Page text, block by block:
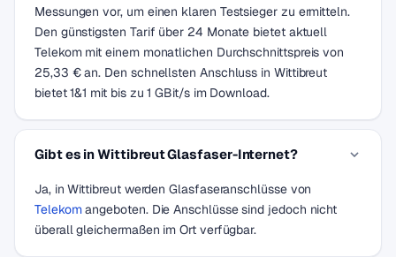
Messungen vor, um einen klaren Testsieger zu ermitteln.
Den günstigsten Tarif über 24 Monate bietet aktuell
Telekom mit einem monatlichen Durchschnittspreis von
25,33 € an. Den schnellsten Anschluss in Wittibreut
bietet 1&1 mit bis zu 1 GBit/s im Download.
Gibt es in Wittibreut Glasfaser-Internet?
Ja, in Wittibreut werden Glasfaseranschlüsse von
Telekomangeboten. Die Anschlüsse sind jedoch nicht
überall gleichermaßen im Ort verfügbar.